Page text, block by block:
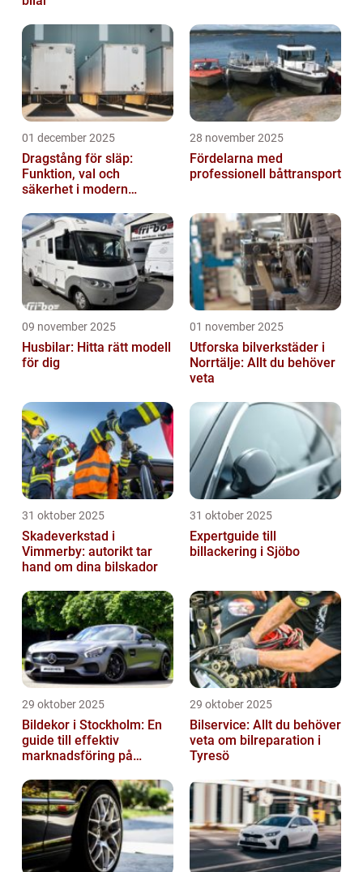
01 december 2025
Dragstång för släp:
Funktion, val och
säkerhet i modern
28 november 2025
Fördelarna med
professionell båttransport
09 november 2025
Husbilar: Hitta rätt modell
för dig
01 november 2025
Utforska bilverkstäder i
Norrtälje: Allt du behöver
veta
31 oktober 2025
Skadeverkstad i
Vimmerby: autorikt tar
hand om dina bilskador
31 oktober 2025
Expertguide till
billackering i Sjöbo
29 oktober 2025
Bildekor i Stockholm: En
guide till effektiv
marknadsföring på
29 oktober 2025
Bilservice: Allt du behöver
veta om bilreparation i
Tyresö